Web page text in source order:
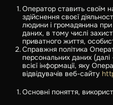
Оператор ставить своїм
здійснення своєї
людини і громадянина
даних, в тому числі
приватного життя,
Справжня політика
персональних даних
всієї інформації, яку
відвідувачів веб-сайту
Основні поняття,